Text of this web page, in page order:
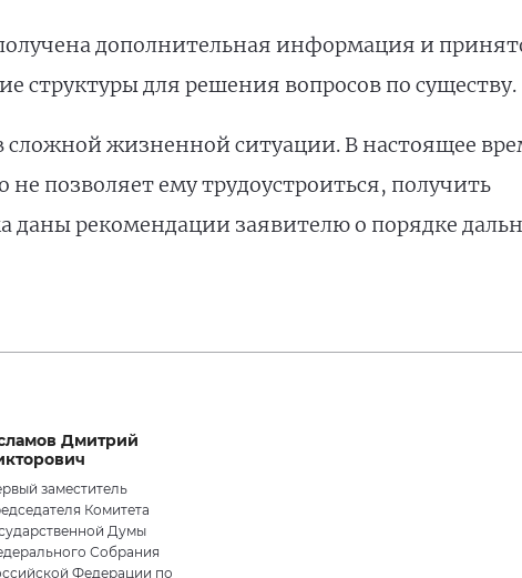
дополнительная информация и
структуры для решения вопросов по существу.
жизненной ситуации. В настоящее
позволяет ему трудоустроиться, получить
даны рекомендации заявителю о порядке
Дмитрий
заместитель
Комитета
Думы
Собрания
Федерации по